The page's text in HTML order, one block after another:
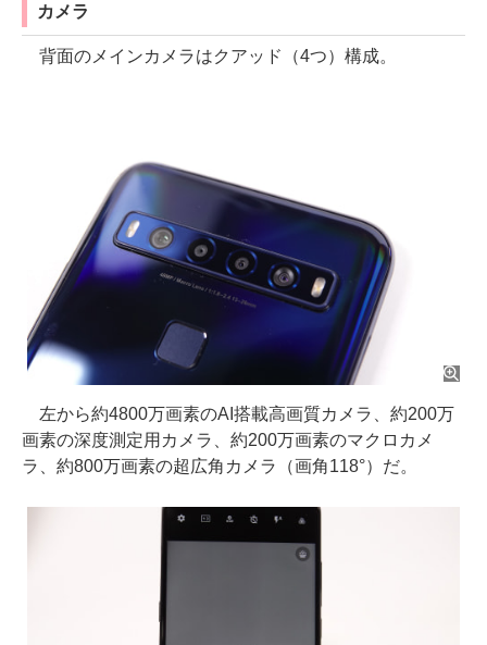
カメラ
背面のメインカメラはクアッド（4つ）構成。
左から約4800万画素のAI搭載高画質カメラ、約200万
画素の深度測定用カメラ、約200万画素のマクロカメ
ラ、約800万画素の超広角カメラ（画角118°）だ。